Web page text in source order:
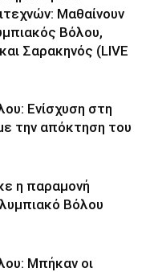
Μαθαίνουν
Βόλου,
Σαρακηνός (LIVE
Ενίσχυση στη
την απόκτηση του
η παραμονή
Βόλου
Μπήκαν οι